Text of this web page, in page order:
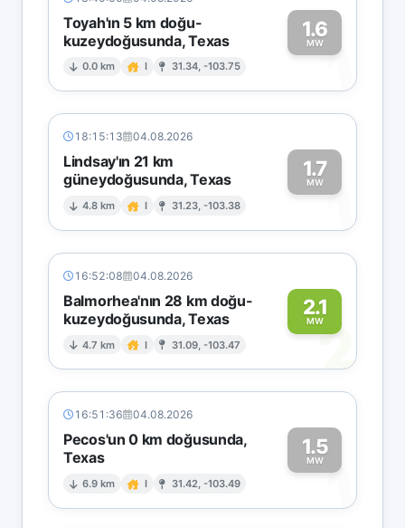
Toyah'ın 5 km doğu-
kuzeydoğusunda, Texas
0.0 km I 31.34, -103.75
1.6
MW1
18:15:13 04.08.2026
Lindsay'ın 21 km
güneydoğusunda, Texas
4.8 km I 31.23, -103.38
1.7
MW1
16:52:08 04.08.2026
Balmorhea'nın 28 km doğu-
kuzeydoğusunda, Texas
4.7 km I 31.09, -103.47
2.1
MW2
16:51:36 04.08.2026
Pecos'un 0 km doğusunda,
Texas
6.9 km I 31.42, -103.49
1.5
MW1